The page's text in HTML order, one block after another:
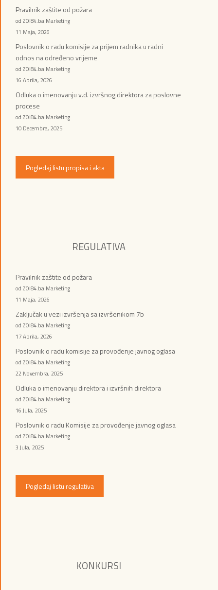
Pravilnik zaštite od požara
od ZOI84.ba Marketing
11 Maja, 2026
Poslovnik o radu komisije za prijem radnika u radni
odnos na određeno vrijeme
od ZOI84.ba Marketing
16 Aprila, 2026
Odluka o imenovanju v.d. izvršnog direktora za poslovne
procese
od ZOI84.ba Marketing
10 Decembra, 2025
Pogledaj listu propisa i akta
REGULATIVA
Pravilnik zaštite od požara
od ZOI84.ba Marketing
11 Maja, 2026
Zaključak u vezi izvršenja sa izvršenikom 7b
od ZOI84.ba Marketing
17 Aprila, 2026
Poslovnik o radu komisije za provođenje javnog oglasa
od ZOI84.ba Marketing
22 Novembra, 2025
Odluka o imenovanju direktora i izvršnih direktora
od ZOI84.ba Marketing
16 Jula, 2025
Poslovnik o radu Komisije za provođenje javnog oglasa
od ZOI84.ba Marketing
3 Jula, 2025
Pogledaj listu regulativa
KONKURSI